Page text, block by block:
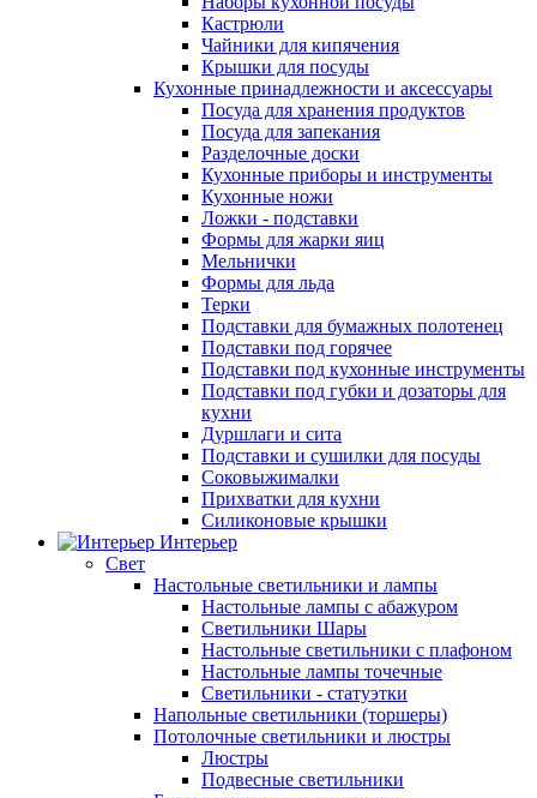
Кастрюли
Чайники для кипячения
Крышки для посуды
Кухонные принадлежности и аксессуары
Посуда для хранения продуктов
Посуда для запекания
Разделочные доски
Кухонные приборы и инструменты
Кухонные ножи
Ложки - подставки
Формы для жарки яиц
Мельнички
Формы для льда
Терки
Подставки для бумажных полотенец
Подставки под горячее
Подставки под кухонные инструменты
Подставки под губки и дозаторы для
кухни
Дуршлаги и сита
Подставки и сушилки для посуды
Соковыжималки
Прихватки для кухни
Силиконовые крышки
Интерьер
Свет
Настольные светильники и лампы
Настольные лампы с абажуром
Светильники Шары
Настольные светильники с плафоном
Настольные лампы точечные
Светильники - статуэтки
Напольные светильники (торшеры)
Потолочные светильники и люстры
Люстры
Подвесные светильники